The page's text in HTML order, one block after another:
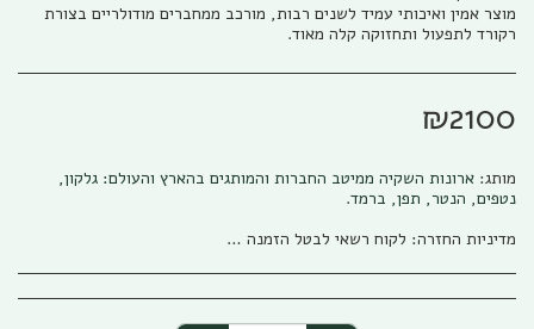
מוצר אמין ואיכותי עמיד לשנים רבות, מורכב ממחברים מודולריים בצורת
רקורד לתפעול ותחזוקה קלה מאוד.
₪2100
מותג: ארונות השקיה ממיטב החברות והמותגים בהארץ והעולם: גלקון,
נטפים, הנטר, תפן, ברמד.
מדיניות החזרה: לקוח רשאי לבטל הזמנה בהתאם להוראות חוק הגנת הצרכן, התשמ&quot;א – 1981 אפריל (להלן: &quot;חוק הגנת הצרכן&quot;) והתקנות שהותקנו על פיו. ניתן לבטל את העסקה באמצעות פניה טלפונית לגבי שיווק (04-673013/5) או פניה לפקס (04-6735014) או בדואר אלקטרוני לשירות הלקוחות של החברה ((office@gabi-marketing.co.il. ביטול העסקה למוצרים שעוד לא נשלחו – ללא כל עלות וזיכוי מלא על כל הסכום ששולם. ביטול עסקה למוצרים שנשלחו - יש להשיב את המוצר לחברה כאשר כל העלויות הכרוכות בהובלת המוצר (מ ואל) החזרת המוצר תחולנה על הלקוח, במקרה של מוצר במבצע של משלוח חינם (על חשבון חברת גבי שיווק) בעת ביטול עסקה יוחזר ללקוח מלוא הסכום ששולם בקיזוז עלות המשלוח כפי ובהתאם לעלות שחלה על חברת גבי שיווק. למוצרים שעדיין לא הגיעו ללקוח מסיבות שונות, והלקוח מעוניין לבטל עסקה, החברה רשאית להמתין זמן סביר לבירור סטאטוס המשלוח ולאחר הגעתו/החזרתו לחברת גבי שיווק תפעל החברה לזיכוי מיידי של הלקוח. לפנים מהחוק ומשורת הדין: החברה תזכה בסכום המלא ששולם ולא תגבה דמי ביטול /השתתפות כלשהם למעט עלויות השילוח. החזרת המוצר תיעשה כשהוא באריזתו המקורית בצירוף החשבונית המקורית ושעדיין לא חלפו 14 יום מתאריך רכישת המוצר. למוצרים שנרכשו לפי הזמנה מיוחדת או שהותאמו במידות/צבע/דגם מיוחד לפי ההזמנה החברה תשתדל לעזור ותזכה בהתאם ליכולת והאפשרות שלה למכור את המוצר, ולזכות בהתאם למצב. אבל בהתאם לחוק לא ניתן להתחייב לנושא